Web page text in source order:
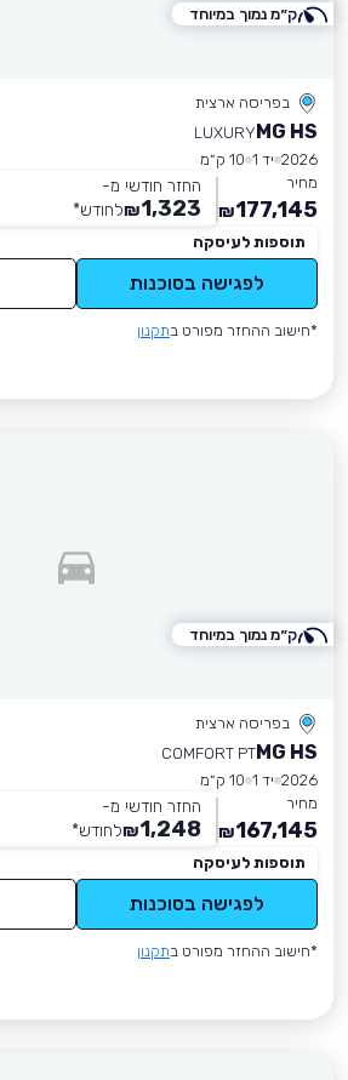
בפריסה ארצית
MG HS
LUXURY
2026 יד 1
10 ק״מ
מחיר
177,145
₪
החזר חודשי מ-
1,323
₪לחודש*
תוספות לעיסקה
לפגישה בסוכנות
*חישוב ההחזר מפורט בתקנון
ק״מ נמוך במיוחד
בפריסה ארצית
MG HS
COMFORT PT
2026 יד 1
10 ק״מ
מחיר
167,145
₪
החזר חודשי מ-
1,248
₪לחודש*
תוספות לעיסקה
לפגישה בסוכנות
*חישוב ההחזר מפורט בתקנון
ק״מ נמוך במיוחד